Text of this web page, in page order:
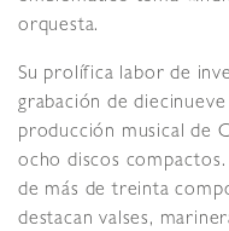
orquesta.
Su prolífica labor de
grabación de
producción musical de
ocho discos
de más de treinta
destacan valses,